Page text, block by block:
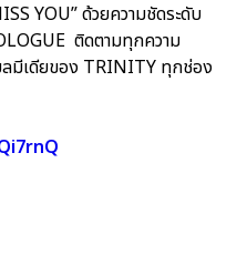
YOU” ด้วยความชัดระดับ
ติดตามทุกความ
ลมีเดียของ TRINITY ทุกช่อง